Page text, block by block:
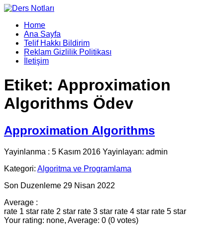
Home
Ana Sayfa
Telif Hakkı Bildirim
Reklam Gizlilik Politikası
İletişim
Etiket: Approximation
Algorithms Ödev
Approximation Algorithms
Yayinlanma : 5 Kasım 2016 Yayinlayan: admin
Kategori: Algoritma ve Programlama
Son Duzenleme 29 Nisan 2022
Average :
rate 1 star rate 2 star rate 3 star rate 4 star rate 5 star
Your rating: none, Average: 0 (0 votes)